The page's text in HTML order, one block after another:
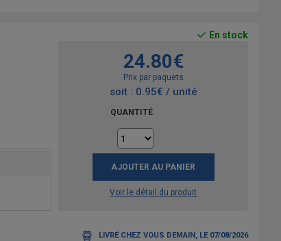
En stock
24.80€
Prix par paquets
soit : 0.95€ / unité
QUANTITÉ
AJOUTER AU PANIER
Voir le détail du produit
LIVRÉ CHEZ VOUS DEMAIN, LE 07/08/2026